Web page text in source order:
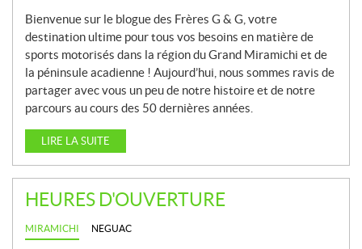
Bienvenue sur le blogue des Frères G & G, votre
destination ultime pour tous vos besoins en matière de
sports motorisés dans la région du Grand Miramichi et de
la péninsule acadienne ! Aujourd’hui, nous sommes ravis de
partager avec vous un peu de notre histoire et de notre
parcours au cours des 50 dernières années.
LIRE LA SUITE
HEURES D'OUVERTURE
MIRAMICHI NEGUAC